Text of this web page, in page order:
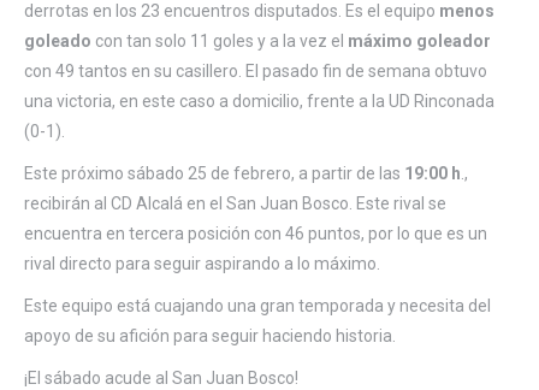
derrotas en los 23 encuentros disputados. Es el equipo menos
goleado con tan solo 11 goles y a la vez el máximo goleador
con 49 tantos en su casillero. El pasado fin de semana obtuvo
una victoria, en este caso a domicilio, frente a la UD Rinconada
(0-1).
Este próximo sábado 25 de febrero, a partir de las 19:00 h .,
recibirán al CD Alcalá en el San Juan Bosco. Este rival se
encuentra en tercera posición con 46 puntos, por lo que es un
rival directo para seguir aspirando a lo máximo.
Este equipo está cuajando una gran temporada y necesita del
apoyo de su afición para seguir haciendo historia.
¡El sábado acude al San Juan Bosco!